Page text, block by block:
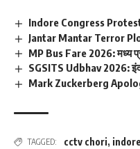
Indore Congress Protest:
Jantar Mantar Terror Plot:
MP Bus Fare 2026: मध्य
SGSITS Udbhav 2026:
Mark Zuckerberg
TAGGED: cctv chori,